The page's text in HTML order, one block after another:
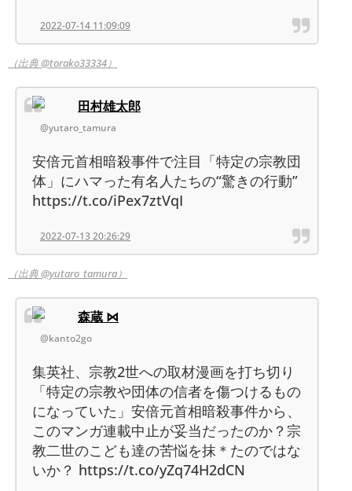
2022-07-14 11:09:09
（出典 @torako33334）
田村雄太郎
@yutaro_tamura
安倍元首相暗殺事件で注目「特定の宗教団
体」にハマった有名人たちの“驚きの行動”
https://t.co/iPex7ztVqI
2022-07-13 20:26:29
（出典 @yutaro_tamura）
森蔵 ⋈
@kanto2go
集英社、宗教2世への取材漫画を打ち切り
「特定の宗教や団体の信者を傷つけるもの
になっていた」安倍元首相暗殺事件から、
このマンガ連載中止が妥当だったのか？宗
教二世のこども達の苦悩を抹＊たのではな
いか？ https://t.co/yZq74H2dCN